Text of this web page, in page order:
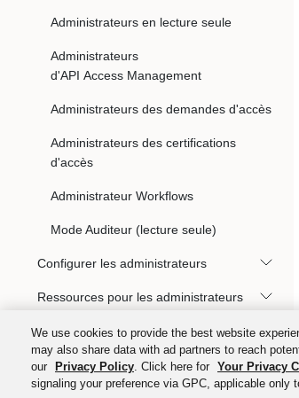
Administrateurs en lecture seule
Administrateurs
d'API Access Management
Administrateurs des demandes d'accès
Administrateurs des certifications
d'accès
Administrateur Workflows
Mode Auditeur (lecture seule)
Configurer les administrateurs
Ressources pour les administrateurs
Gérer les rôles d'administrateur Okta
Protection des identifiants compromis
We use cookies to provide the best website
may also share data with ad partners to reach
our
Privacy Policy. Click here for Your Privacy
signaling your preference via GPC, applicable only